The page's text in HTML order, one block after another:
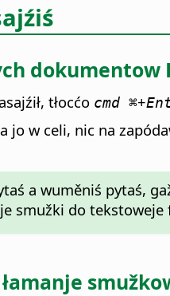
dokumentow
tłocćo cmd ⌘+
jo w celi, nic na
a wuměniś pytaś,
smužki do tekstoweje